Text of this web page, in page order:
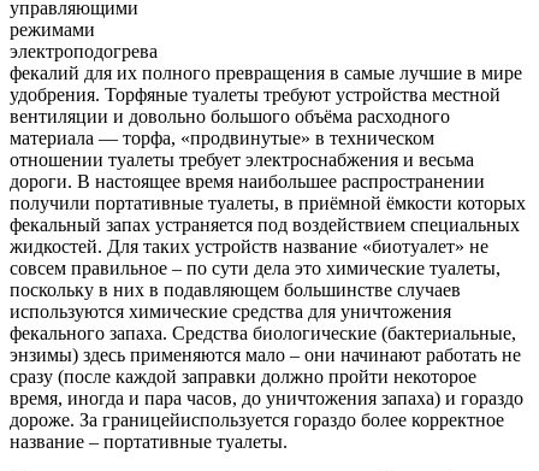
управляющими
режимами
электроподогрева
фекалий для их полного превращения в самые лучшие в мире
удобрения. Торфяные туалеты требуют устройства местной
вентиляции и довольно большого объёма расходного
материала — торфа, «продвинутые» в техническом
отношении туалеты требует электроснабжения и весьма
дороги. В настоящее время наибольшее распространении
получили портативные туалеты, в приёмной ёмкости которых
фекальный запах устраняется под воздействием специальных
жидкостей. Для таких устройств название «биотуалет» не
совсем правильное – по сути дела это химические туалеты,
поскольку в них в подавляющем большинстве случаев
используются химические средства для уничтожения
фекального запаха. Средства биологические (бактериальные,
энзимы) здесь применяются мало – они начинают работать не
сразу (после каждой заправки должно пройти некоторое
время, иногда и пара часов, до уничтожения запаха) и гораздо
дороже. За границейиспользуется гораздо более корректное
название – портативные туалеты.